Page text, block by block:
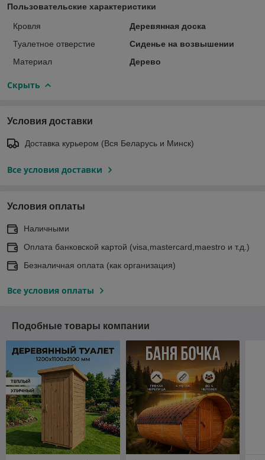
Пользовательские характеристики
Кровля
Деревянная доска
Туалетное отверстие
Сиденье на возвышении
Материал
Дерево
Скрыть
Условия доставки
Доставка курьером (Вся Беларусь и Минск)
Все условия доставки
Условия оплаты
Наличными
Оплата банковской картой (visa,mastercard,maestro и т.д.)
Безналичная оплата (как организация)
Все условия оплаты
Подобные товары компании